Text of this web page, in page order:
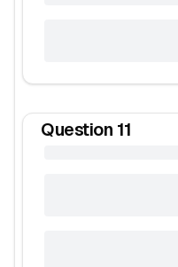
Question 11